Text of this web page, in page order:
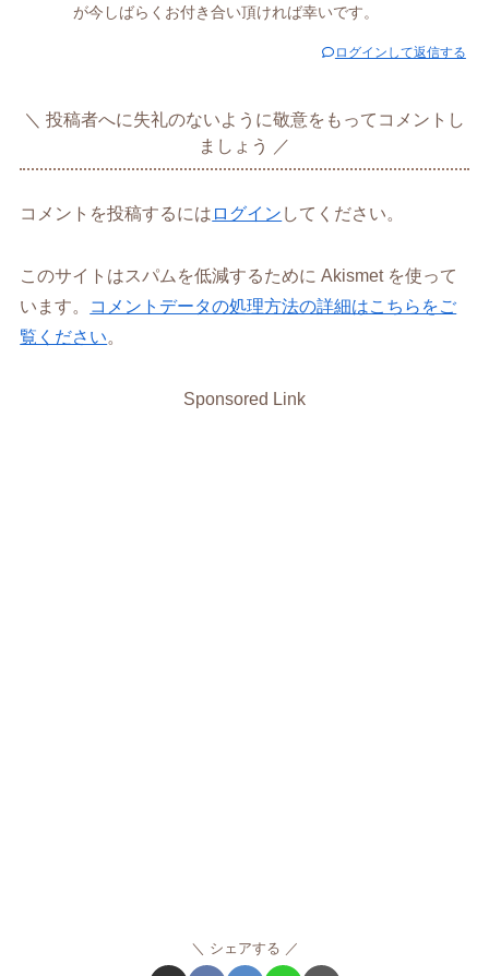
が今しばらくお付き合い頂ければ幸いです。
ログインして返信する
投稿者へに失礼のないように敬意をもってコメントし
ましょう
コメントを投稿するには ログイン してください。
このサイトはスパムを低減するために Akismet を使って
います。
コメントデータの処理方法の詳細はこちらをご
覧ください。
Sponsored Link
シェアする